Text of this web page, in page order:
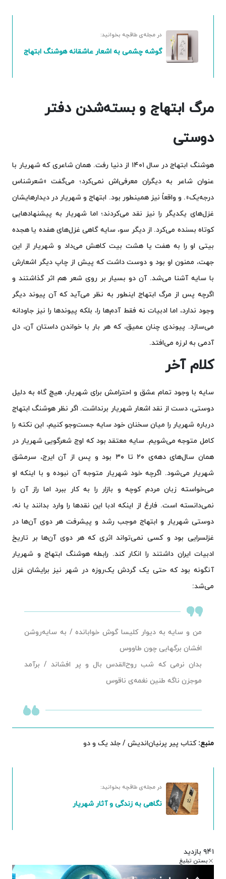
در مجله‌ی طاقچه بخوانید:
گوشه چشمی به اشعار عاشقانه هوشنگ ابتهاج
مرگ ابتهاج و بسته‌شدن دفتر
دوستی
هوشنگ ابتهاج در سال ۱۴۰۱ از دنیا رفت. همان شاعری که شهریار با
عنوان شاعر به دیگران معرفی‌اش نمی‌کرد؛ می‌گفت «شعرشناس
درجه‌یک». و واقعاً نیز همینطور بود. ابتهاج و شهریار در دیدارهایشان
غزل‌های یکدیگر را نیز نقد می‌کردند؛ اما شهریار به پیشنهادهایی
کوتاه بسنده می‌کرد. از دیگر سو، سایه گاهی غزل‌های هفده یا هجده
بیتی او را به هفت یا هشت بیت کاهش می‌داد و شهریار از این
جهت، ممنون او بود و دوست داشت که پیش از چاپ دیگر اشعارش
با سایه آشنا می‌شد. آن دو بسیار بر روی شعر هم اثر گذاشتند و
اگرچه پس از مرگ ابتهاج اینطور به نظر می‌آید که آن پیوند دیگر
وجود ندارد، اما ادبیات نه فقط آدم‌ها را، بلکه پیوندها را نیز جاودانه
می‌سازد. پیوندی چنان عمیق، که هر بار با خواندن داستان آن، دل
آدمی به لرزه می‌افتد.
کلام آخر
سایه با وجود تمام عشق و احترامش برای شهریار، هیچ گاه به دلیل
دوستی، دست از نقد اشعار شهریار برنداشت. اگر نظر هوشنگ ابتهاج
درباره شهریار را میان سخنان خود سایه جست‌وجو کنیم، این نکته را
کامل متوجه می‌شویم. سایه معتقد بود که اوج شعرگویی شهریار در
همان‌ سال‌های دهه‌ی ۲۰ تا ۳۰ بود و پس از آن ایرج، سرمشق
شهریار می‌شود. اگرچه خود شهریار متوجه آن نبوده و با اینکه او
می‌خواسته زبان مردم کوچه و بازار را به کار ببرد اما راز آن را
نمی‌دانسته است. فارغ از اینکه ادبا این نقدها را وارد بدانند یا نه،
دوستی شهریار و ابتهاج موجب رشد و پیشرفت هر دوی آن‌ها در
غزلسرایی بود و کسی نمی‌تواند اثری که هر دوی آن‌ها بر تاریخ
ادبیات ایران داشتند را انکار کند. رابطه هوشنگ ابتهاج و شهریار
آنگونه بود که حتی یک گردش یک‌روزه در شهر نیز برایشان غزل
می‌شد:
من و سایه به دیوار کلیسا گوش خوابانده / به سایه‌روشن
افشان برگهایی چون طاووس
بدان نرمی که شب روح‌القدس بال‌ و پر افشاند / برآمد
موجزن ناگه طنین نغمه‌ی ناقوس
منبع:کتاب پیر پرنیان‌اندیش / جلد یک و دو
در مجله‌ی طاقچه بخوانید:
نگاهی به زندگی و آثار شهریار
۹۴۱ بازدید
بستن تبلیغ